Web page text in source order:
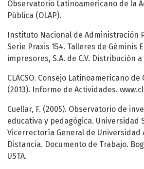
Observatorio Latinoamericano de la
Pública (OLAP).
Instituto Nacional de Administración
Serie Praxis 154. Talleres de Géminis
impresores, S.A. de C.V. Distribución
CLACSO. Consejo Latinoamericano de
(2013). Informe de Actividades.
Cuellar, F. (2005). Observatorio de
educativa y pedagógica. Universidad
Vicerrectoría General de Universidad
Distancia. Documento de Trabajo.
USTA.